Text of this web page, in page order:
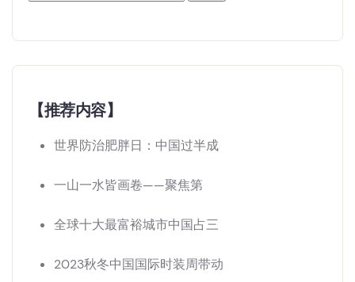
【推荐内容】
世界防治肥胖日：中国过半成
一山一水皆画卷——聚焦第
全球十大最富裕城市中国占三
2023秋冬中国国际时装周带动